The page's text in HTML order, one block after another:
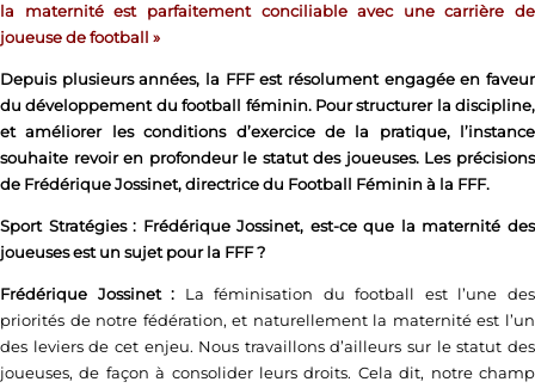
la maternité est parfaitement conciliable avec une carrière de
joueuse de football »
Depuis plusieurs années, la FFF est résolument engagée en faveur
du développement du football féminin. Pour structurer la discipline,
et améliorer les conditions d’exercice de la pratique, l’instance
souhaite revoir en profondeur le statut des joueuses. Les précisions
de Frédérique Jossinet, directrice du Football Féminin à la FFF.
Sport Stratégies : Frédérique Jossinet, est-ce que la maternité des
joueuses est un sujet pour la FFF ?
Frédérique Jossinet : La féminisation du football est l’une des
priorités de notre fédération, et naturellement la maternité est l’un
des leviers de cet enjeu. Nous travaillons d’ailleurs sur le statut des
joueuses, de façon à consolider leurs droits. Cela dit, notre champ